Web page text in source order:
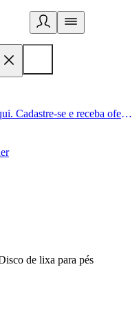
Um estilo de vida saudável começa aqui. Cadastre-se e receba ofertas exclusivas.
de lixa para pés